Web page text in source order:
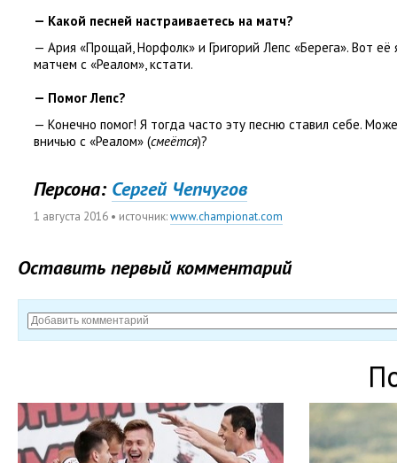
— Какой песней настраиваетесь на матч?
— Ария «Прощай, Норфолк» и Григорий Лепс «Берега». Вот
матчем с «Реалом», кстати.
— Помог Лепс?
— Конечно помог! Я тогда часто эту песню ставил себе.
вничью с «Реалом» (смеётся)?
Персона: Сергей Чепчугов
1 августа 2016 • источник:www.championat.com
Оставить первый комментарий